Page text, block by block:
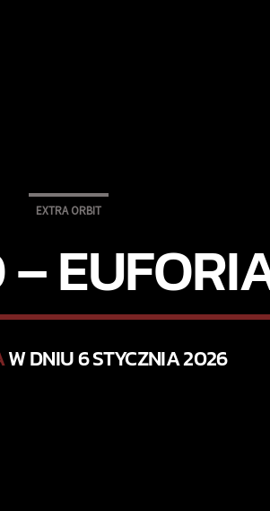
EXTRA ORBIT
–
W DNIU 6 STYCZNIA 2026